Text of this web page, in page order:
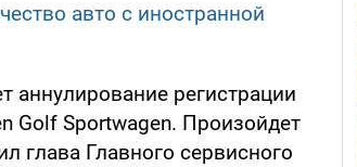
авто с иностранной
аннулирование регистрации
Golf Sportwagen. Произойдет
глава Главного сервисного